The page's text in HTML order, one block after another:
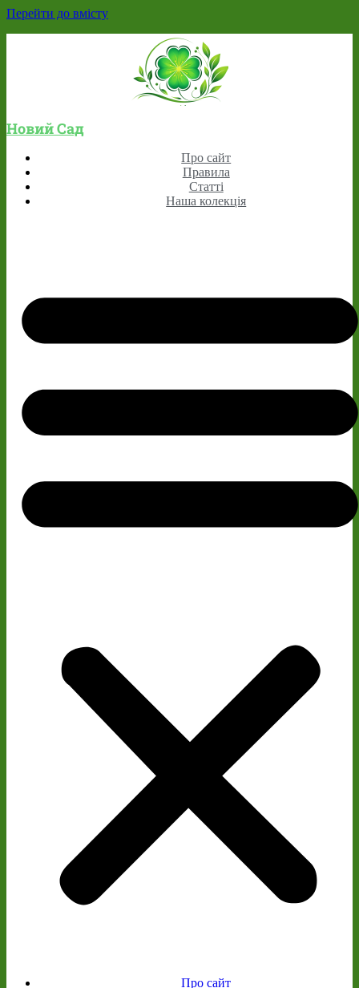
Перейти до вмісту
Новий Сад
Про сайт
Правила
Статті
Наша колекція
Про сайт